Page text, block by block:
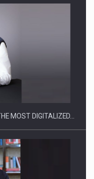
- Technology and…
MOST DIGITALIZED…